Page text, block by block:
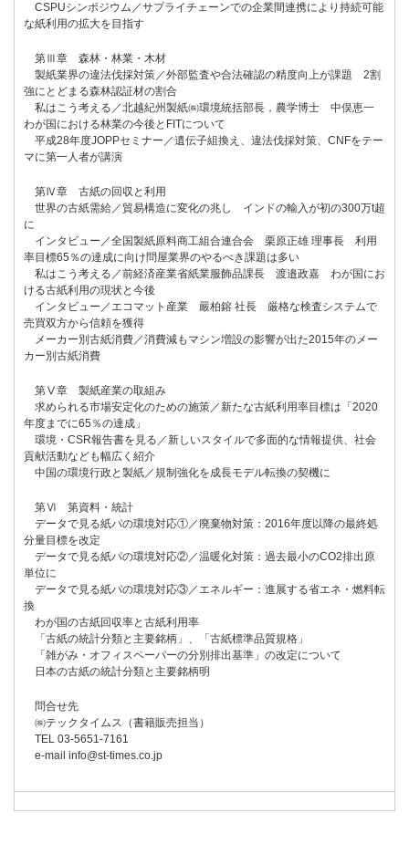
CSPUシンポジウム／サプライチェーンでの企業間連携により持続可能
な紙利用の拡大を目指す
第Ⅲ章 森林・林業・木材
製紙業界の違法伐採対策／外部監査や合法確認の精度向上が課題 2割
強にとどまる森林認証材の割合
私はこう考える／北越紀州製紙㈱環境統括部長，農学博士 中俣恵一
わが国における林業の今後とFITについて
平成28年度JOPPセミナー／遺伝子組換え、違法伐採対策、CNFをテー
マに第一人者が講演
第Ⅳ章 古紙の回収と利用
世界の古紙需給／貿易構造に変化の兆し インドの輸入が初の300万t超
に
インタビュー／全国製紙原料商工組合連合会 栗原正雄 理事長 利用
率目標65％の達成に向け問屋業界のやるべき課題は多い
私はこう考える／前経済産業省紙業服飾品課長 渡邉政嘉 わが国にお
ける古紙利用の現状と今後
インタビュー／エコマット産業 嚴柏鎔 社長 厳格な検査システムで
売買双方から信頼を獲得
メーカー別古紙消費／消費減もマシン増設の影響が出た2015年のメー
カー別古紙消費
第Ⅴ章 製紙産業の取組み
求められる市場安定化のための施策／新たな古紙利用率目標は「2020
年度までに65％の達成」
環境・CSR報告書を見る／新しいスタイルで多面的な情報提供、社会
貢献活動なども幅広く紹介
中国の環境行政と製紙／規制強化を成長モデル転換の契機に
第Ⅵ 第資料・統計
データで見る紙パの環境対応①／廃棄物対策：2016年度以降の最終処
分量目標を改定
データで見る紙パの環境対応②／温暖化対策：過去最小のCO2排出原
単位に
データで見る紙パの環境対応③／エネルギー：進展する省エネ・燃料転
換
わが国の古紙回収率と古紙利用率
「古紙の統計分類と主要銘柄」、「古紙標準品質規格」
「雑がみ・オフィスペーパーの分別排出基準」の改定について
日本の古紙の統計分類と主要銘柄明
問合せ先
㈱テックタイムス（書籍販売担当）
TEL 03-5651-7161
e-mail info@st-times.co.jp